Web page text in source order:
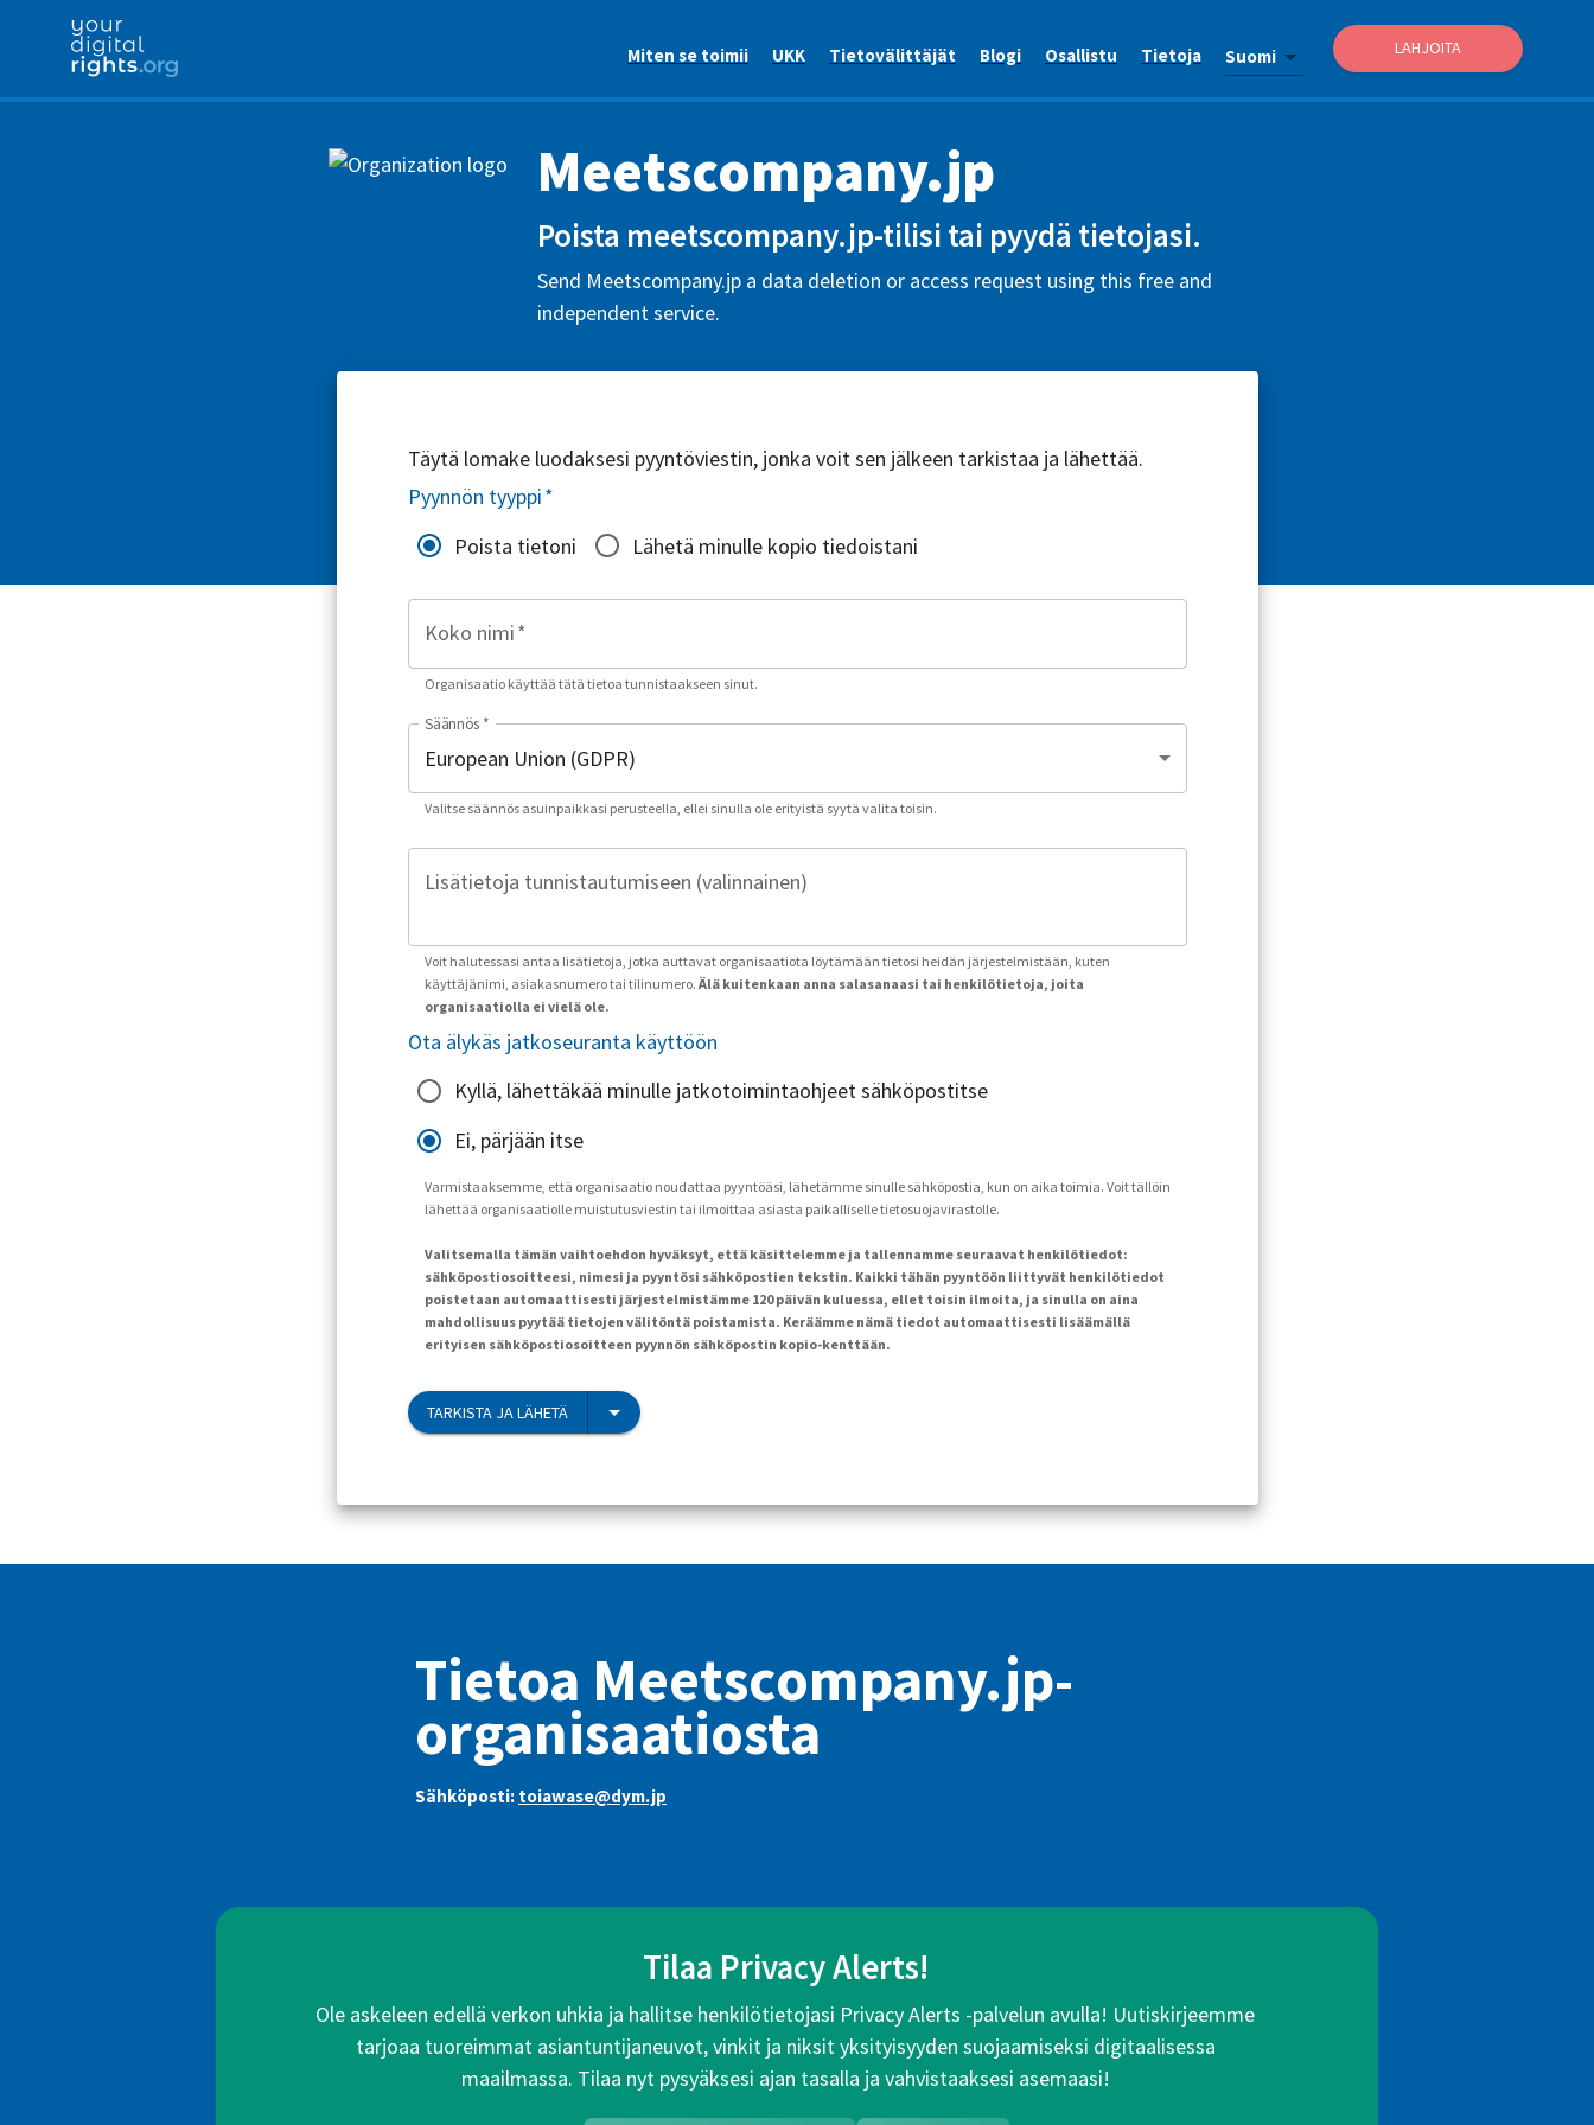
Miten se toimii UKK Tietovälittäjät Blogi Osallistu Tietoja Suomi LAHJOITA
Meetscompany.jp
Poista meetscompany.jp-tilisi tai pyydä tietojasi.
Send Meetscompany.jp a data deletion or access request using this free and
independent service.
Täytä lomake luodaksesi pyyntöviestin, jonka voit sen jälkeen tarkistaa ja lähettää.
Pyynnön tyyppi*
Poista tietoni
Lähetä minulle kopio tiedoistani
Koko nimi*
Organisaatio käyttää tätä tietoa tunnistaakseen sinut.
Säännös *
Valitse säännös asuinpaikkasi perusteella, ellei sinulla ole erityistä syytä valita toisin.
Lisätietoja tunnistautumiseen (valinnainen)
Voit halutessasi antaa lisätietoja, jotka auttavat organisaatiota löytämään tietosi heidän järjestelmistään, kuten
käyttäjänimi, asiakasnumero tai tilinumero. Älä kuitenkaan anna salasanaasi tai henkilötietoja, joita
organisaatiolla ei vielä ole.
Ota älykäs jatkoseuranta käyttöön
Kyllä, lähettäkää minulle jatkotoimintaohjeet sähköpostitse
Ei, pärjään itse
Varmistaaksemme, että organisaatio noudattaa pyyntöäsi, lähetämme sinulle sähköpostia, kun on aika toimia. Voit tällöin
lähettää organisaatiolle muistutusviestin tai ilmoittaa asiasta paikalliselle tietosuojavirastolle.
Valitsemalla tämän vaihtoehdon hyväksyt, että käsittelemme ja tallennamme seuraavat henkilötiedot:
sähköpostiosoitteesi, nimesi ja pyyntösi sähköpostien tekstin. Kaikki tähän pyyntöön liittyvät henkilötiedot
poistetaan automaattisesti järjestelmistämme 120 päivän kuluessa, ellet toisin ilmoita, ja sinulla on aina
mahdollisuus pyytää tietojen välitöntä poistamista. Keräämme nämä tiedot automaattisesti lisäämällä
erityisen sähköpostiosoitteen pyynnön sähköpostin kopio-kenttään.
TARKISTA JA LÄHETÄ
Tietoa Meetscompany.jp-
organisaatiosta
Sähköposti: toiawase@dym.jp
Tilaa Privacy Alerts!
Ole askeleen edellä verkon uhkia ja hallitse henkilötietojasi Privacy Alerts -palvelun avulla! Uutiskirjeemme
tarjoaa tuoreimmat asiantuntijaneuvot, vinkit ja niksit yksityisyyden suojaamiseksi digitaalisessa
maailmassa. Tilaa nyt pysyäksesi ajan tasalla ja vahvistaaksesi asemaasi!